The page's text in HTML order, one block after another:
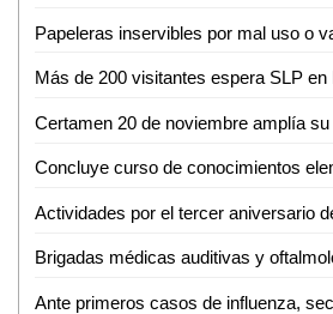
Más de 200 visitantes espera SLP
Certamen 20 de noviembre amplía